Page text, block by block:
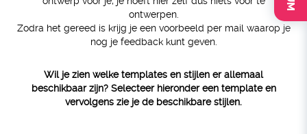
ontwerpen.
Zodra het gereed is krijg je een voorbeeld per mail waarop je
nog je feedback kunt geven.
Wil je zien welke templates en stijlen er allemaal
beschikbaar zijn? Selecteer hieronder een template en
vervolgens zie je de beschikbare stijlen.